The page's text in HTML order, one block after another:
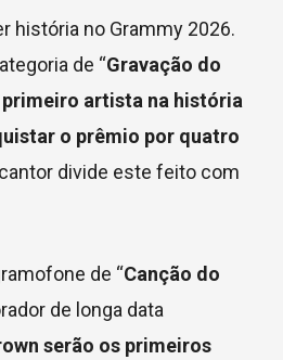
história no Grammy 2026.
de “Gravação do
primeiro artista na história
o prêmio por quatro
divide este feito com
de “Canção do
de longa data
serão os primeiros